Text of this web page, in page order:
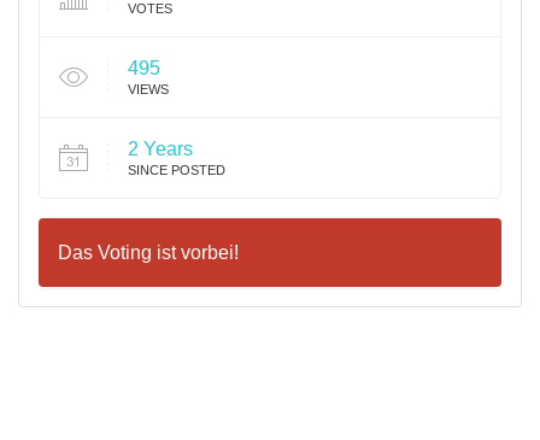
VOTES
495
VIEWS
2 Years
SINCE POSTED
Das Voting ist vorbei!